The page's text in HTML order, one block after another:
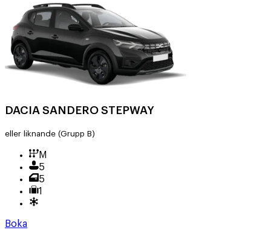
DACIA SANDERO STEPWAY
eller liknande (Grupp B)
M
5
5
1
Boka